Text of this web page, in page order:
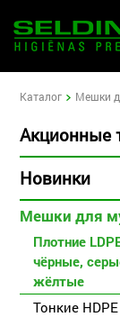
Kаталог Мешки
Акционные
Hовинки
Мешки для
Плотние
чёрные,
жёлтые
Тонкие